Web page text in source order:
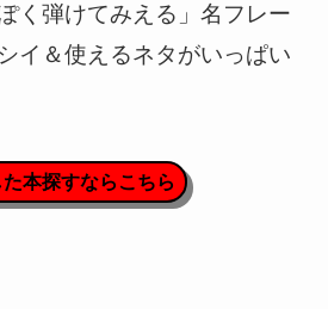
く弾けてみえる」名フレー
イ＆使えるネタがいっぱい
本探すならこちら